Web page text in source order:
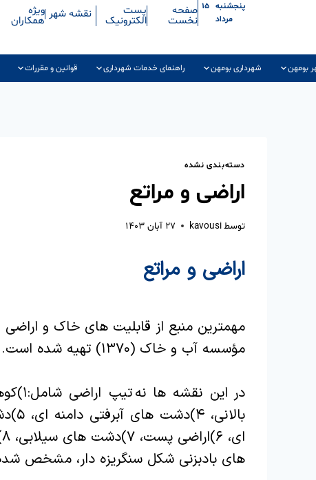
پنجشنبه ۱۵
مرداد
صفحه
نخست
پست
الکترونیک نقشه شهر ویژه
همکاران
بومهن شهرداری بومهن راهنمای خدمات شهرداری قوانین و مقررات
دسته‌بندی نشده
اراضی و مراتع
توسطkavousi ۲۷ آبان ۱۴۰۳
اراضی و مراتع
مهمترین منبع از قابلیت های خاک و
مؤسسه آب و خاک (۱۳۷۰) تهیه شده است.
های بادبزنی شکل سنگریزه دار، مشخص